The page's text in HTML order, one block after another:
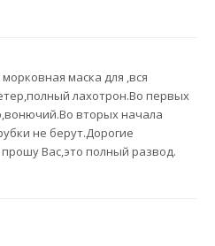
маска для ,вся
лахотрон.Во первых
вторых начала
не берут.Дорогие
Вас,это полный развод.